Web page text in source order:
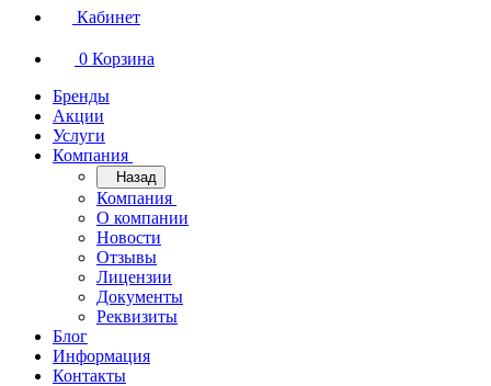
Кабинет
0 Корзина
Бренды
Акции
Услуги
Компания
Назад
Компания
О компании
Новости
Отзывы
Лицензии
Документы
Реквизиты
Блог
Информация
Контакты